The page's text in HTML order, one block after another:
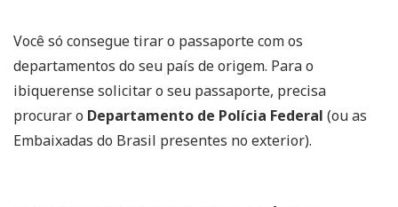
Você só consegue tirar o passaporte com os
departamentos do seu país de origem. Para o
ibiquerense solicitar o seu passaporte, precisa
procurar o Departamento de Polícia Federal (ou as
Embaixadas do Brasil presentes no exterior).